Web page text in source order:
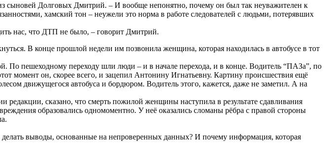
сыновей Долговых Дмитрий. – И вообще непонятно, почему он был так неуважителен к
хамский тон – неужели это норма в работе следователей с людьми, потерявших
нас, что ДТП не было, – говорит Дмитрий.
В конце прошлой недели им позвонила женщина, которая находилась в автобусе в тот
По пешеходному переходу шли люди – и в начале перехода, и в конце. Водитель “ПАЗа”, по
момент он, скорее всего, и зацепил Антонину Игнатьевну. Картину происшествия ещё
движущегося автобуса и бордюром. Водитель этого, кажется, даже не заметил. А на
сказано, что смерть пожилой женщины наступила в результате сдавливания
образовались одномоментно. У неё оказались сломаны рёбра с правой стороны
делать выводы, основанные на непроверенных данных? И почему информация, которая